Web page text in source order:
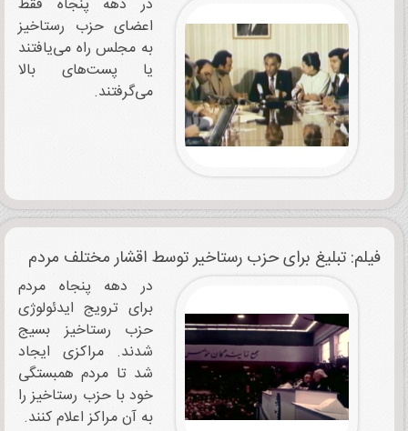
در دهه پنجاه فقط
اعضای حزب رستاخیز
به مجلس راه می‌یافتند
یا پست‌های بالا
می‌گرفتند.
فیلم: تبلیغ برای حزب رستاخیر توسط اقشار مختلف مردم
در دهه پنجاه مردم
برای ترویج ایدئولوژی
حزب رستاخیز بسیج
شدند. مراکزی ایجاد
شد تا مردم همبستگی
خود با حزب رستاخیز را
به آن مراکز اعلام کنند.